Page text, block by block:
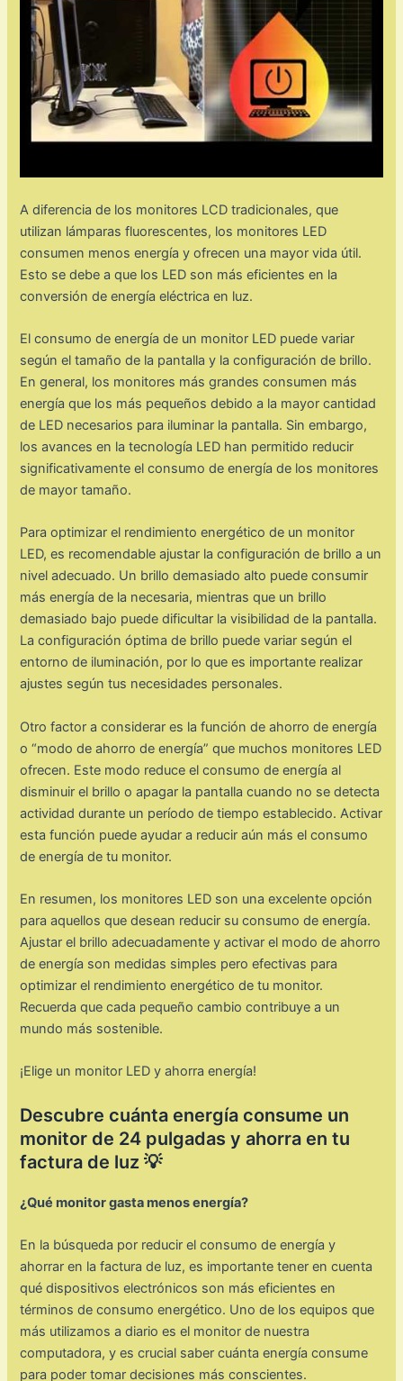
A diferencia de los monitores LCD tradicionales, que
utilizan lámparas fluorescentes, los monitores LED
consumen menos energía y ofrecen una mayor vida útil.
Esto se debe a que los LED son más eficientes en la
conversión de energía eléctrica en luz.
El consumo de energía de un monitor LED puede variar
según el tamaño de la pantalla y la configuración de brillo.
En general, los monitores más grandes consumen más
energía que los más pequeños debido a la mayor cantidad
de LED necesarios para iluminar la pantalla. Sin embargo,
los avances en la tecnología LED han permitido reducir
significativamente el consumo de energía de los monitores
de mayor tamaño.
Para optimizar el rendimiento energético de un monitor
LED, es recomendable ajustar la configuración de brillo a un
nivel adecuado. Un brillo demasiado alto puede consumir
más energía de la necesaria, mientras que un brillo
demasiado bajo puede dificultar la visibilidad de la pantalla.
La configuración óptima de brillo puede variar según el
entorno de iluminación, por lo que es importante realizar
ajustes según tus necesidades personales.
Otro factor a considerar es la función de ahorro de energía
o “modo de ahorro de energía” que muchos monitores LED
ofrecen. Este modo reduce el consumo de energía al
disminuir el brillo o apagar la pantalla cuando no se detecta
actividad durante un período de tiempo establecido. Activar
esta función puede ayudar a reducir aún más el consumo
de energía de tu monitor.
En resumen, los monitores LED son una excelente opción
para aquellos que desean reducir su consumo de energía.
Ajustar el brillo adecuadamente y activar el modo de ahorro
de energía son medidas simples pero efectivas para
optimizar el rendimiento energético de tu monitor.
Recuerda que cada pequeño cambio contribuye a un
mundo más sostenible.
¡Elige un monitor LED y ahorra energía!
Descubre cuánta energía consume un
monitor de 24 pulgadas y ahorra en tu
factura de luz 💡
¿Qué monitor gasta menos energía?
En la búsqueda por reducir el consumo de energía y
ahorrar en la factura de luz, es importante tener en cuenta
qué dispositivos electrónicos son más eficientes en
términos de consumo energético. Uno de los equipos que
más utilizamos a diario es el monitor de nuestra
computadora, y es crucial saber cuánta energía consume
para poder tomar decisiones más conscientes.